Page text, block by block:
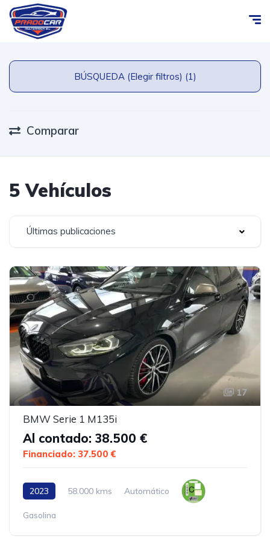
BÚSQUEDA (Elegir filtros) (1)
Comparar
5 Vehículos
Últimas publicaciones
17
BMW Serie 1 M135i
Al contado: 38.500 €
Financiado: 37.500 €
2023 58.000 kms Automático
Gasolina